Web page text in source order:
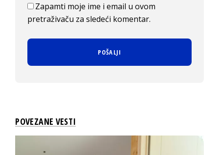
Zapamti moje ime i email u ovom
pretraživaču za sledeći komentar.
POVEZANE VESTI